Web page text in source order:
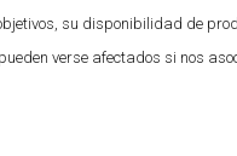
su disponibilidad de
verse afectados si nos